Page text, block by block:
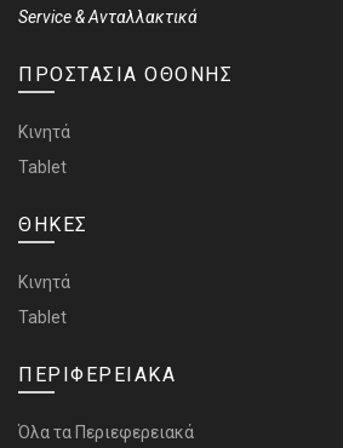
Service & Ανταλλακτικά
ΠΡΟΣΤΑΣΙΑ ΟΘΟΝΗΣ
Κινητά
Tablet
ΘΗΚΕΣ
Κινητά
Tablet
ΠΕΡΙΦΕΡΕΙΑΚΑ
Όλα τα Περιεφερειακά